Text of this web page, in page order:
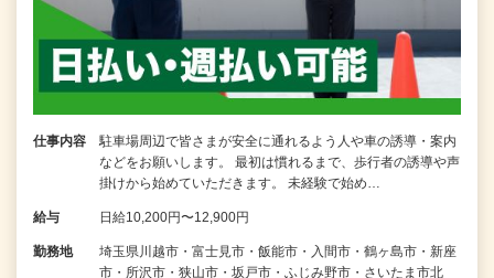
仕事内容
駐車場周辺で皆さまが安全に通れるよう人や車の誘導・案内
などをお願いします。 最初は慣れるまで、歩行者の誘導や声
掛けから始めていただきます。 未経験で始め…
給与 日給10,200円〜12,900円
勤務地
埼玉県川越市・富士見市・飯能市・入間市・鶴ヶ島市・新座
市・所沢市・狭山市・坂戸市・ふじみ野市・さいたま市北